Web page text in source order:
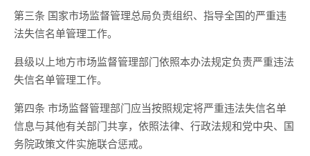
第三条 国家市场监督管理总局负责组织、指导全国的严重违
法失信名单管理工作。
县级以上地方市场监督管理部门依照本办法规定负责严重违法
失信名单管理工作。
第四条 市场监督管理部门应当按照规定将严重违法失信名单
信息与其他有关部门共享，依照法律、行政法规和党中央、国
务院政策文件实施联合惩戒。